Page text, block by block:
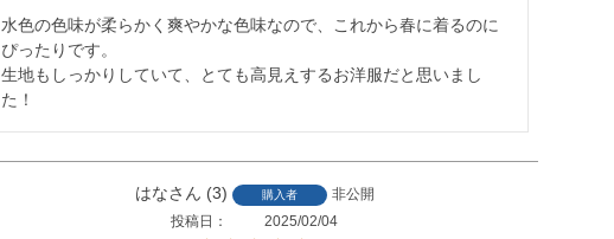
水色の色味が柔らかく爽やかな色味なので、これから春に着るのに
ぴったりです。
生地もしっかりしていて、とても高見えするお洋服だと思いまし
た！
はな 3 購入者
非公開
投稿日
2025/02/04